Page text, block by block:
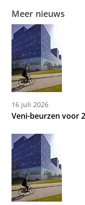
Meer nieuws
16 juli 2026
Veni-beurzen voor